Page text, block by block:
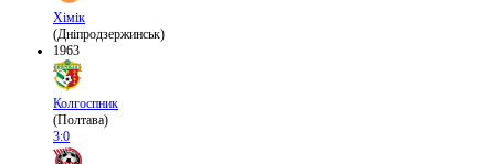
Хімік
(Дніпродзержинськ)
1963
Колгоспник
(Полтава)
3:0